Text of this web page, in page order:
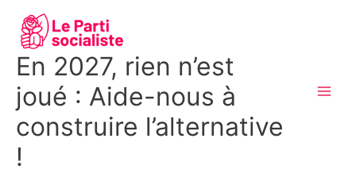
contenu
En 2027, rien n’est
joué : Aide-nous à
construire l’alternative
!